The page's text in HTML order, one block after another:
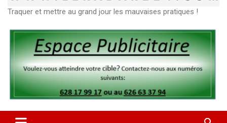
Traquer et mettre au grand jour les mauvaises pratiques !